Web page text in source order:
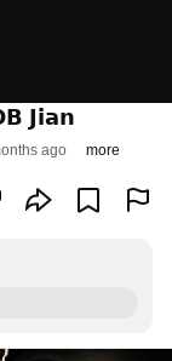
𝗝𝗶𝗮𝗻
ago more